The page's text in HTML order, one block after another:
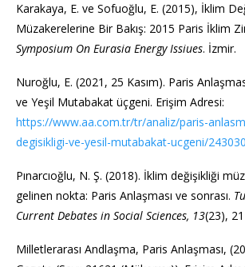
Karakaya, E. ve Sofuoğlu, E. (2015), İklim
Müzakerelerine Bir Bakış: 2015 Paris İklim
Symposium On Eurasia Energy Issiues. İzmir.
Nuroğlu, E. (2021, 25 Kasım). Paris
ve Yeşil Mutabakat üçgeni. Erişim Adresi:
https://www.aa.com.tr/tr/analiz/paris-
degisikligi-ve-yesil-mutabakat-ucgeni/
Pınarcıoğlu, N. Ş. (2018). İklim değişikliği
gelinen nokta: Paris Anlaşması ve sonrası.
Current Debates in Social Sciences, 13(23),
Milletlerarası Andlaşma, Paris Anlaşması,